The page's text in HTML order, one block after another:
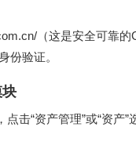
（这是安全可靠
份验证。
击“资产管理”或“资产